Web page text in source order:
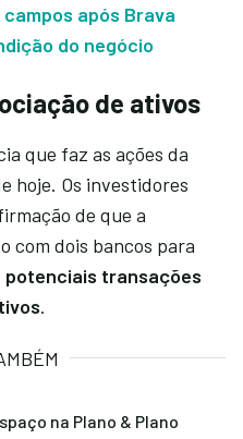
após Brava
do negócio
de ativos
que faz as ações da
hoje. Os investidores
de que a
com dois bancos para
potenciais transações
.
na Plano & Plano